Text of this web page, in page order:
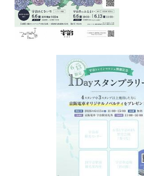
生徒専用
入学予定者のみなさんへ